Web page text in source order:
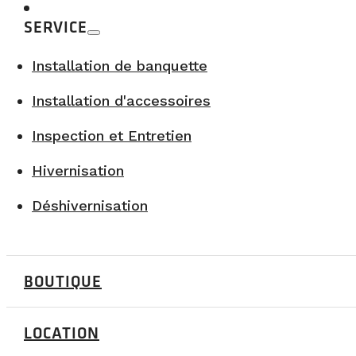
SERVICE
Installation de banquette
Installation d'accessoires
Inspection et Entretien
Hivernisation
Déshivernisation
BOUTIQUE
LOCATION
autonomes.
Peut-on dormir en van en hiver sans camping ?
Oui, grâce à leur autonomie, les vans permettent de
Pourquoi choisir la vanlife pour découvrir